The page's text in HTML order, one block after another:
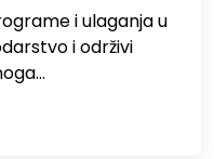
i ulaganja u
i održivi